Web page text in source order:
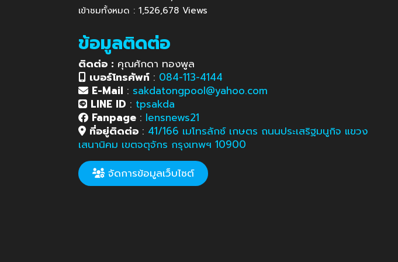
เข้าชมทั้งหมด : 1,526,678 Views
ข้อมูลติดต่อ
ติดต่อ : คุณศักดา ทองพูล
เบอร์โทรศัพท์ : 084-113-4144
E-Mail : sakdatongpool@yahoo.com
LINE ID : tpsakda
Fanpage : lensnews21
ที่อยู่ติดต่อ : 41/166 เมโทรลักซ์ เกษตร ถนนประเสริฐมนูกิจ แขวง
เสนานิคม เขตจตุจักร กรุงเทพฯ 10900
จัดการข้อมูลเว็บไซต์